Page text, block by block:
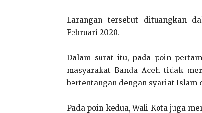
Larangan tersebut dituangkan
Februari 2020.
Dalam surat itu, pada poin
masyarakat Banda Aceh tidak
bertentangan dengan syariat Islam
Pada poin kedua, Wali Kota juga